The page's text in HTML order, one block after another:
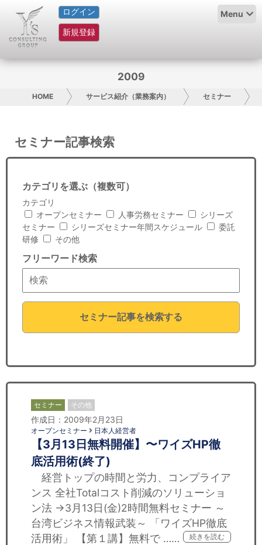
ログイン
新規登録
Menu
HOME
サービス紹介
グループ概要
日本人にPR
コンサルティング
リサーチ
セミナー
経済ニュース
2009
HOME サービス紹介（業務案内） セミナー
セミナー記事検索
カテゴリを選ぶ（複数可）
カテゴリ
オープンセミナー
人事労務セミナー
シリーズ
セミナー
シリーズセミナー年間スケジュール
委託
研修
その他
フリーワード検索
セミナー記事を検索する
セミナー その他
作成日：2009年2月23日
オープンセミナー 日本人経営者
【3月13日無料開催】〜ワイズHP徹
底活用術(終了)
経営トップの時間と労力、コンプライア
ンス 全社Totalコスト削減のソリューショ
ン法 →3月13日(金)2時間無料セミナー ～
台湾ビジネス情報武装～ 「ワイズHP徹底
活用術」 【第１講】無料で ……
続きを読む